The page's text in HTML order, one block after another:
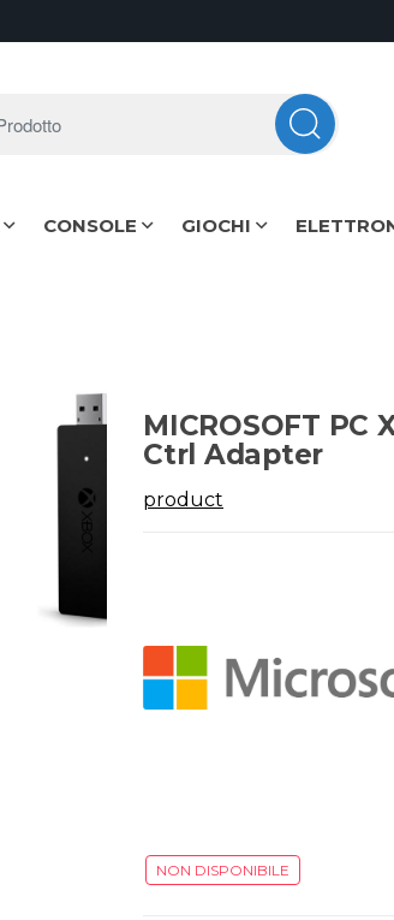
CONSOLE GIOCHI
MICROSOFT PC
Ctrl Adapter
product
NON DISPONIBILE